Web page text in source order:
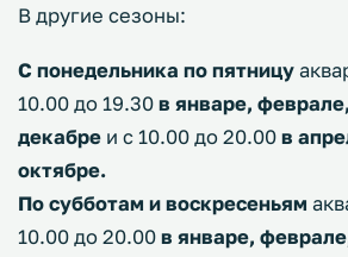
В другие сезоны:
С понедельника по пятницу
10.00 до 19.30 в январе,
декабре и с 10.00 до 20.00 в
октябре.
По субботам и воскресеньям
10.00 до 20.00 в январе,